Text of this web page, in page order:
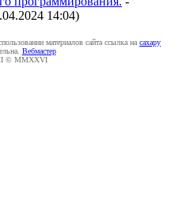
14:04)
материалов сайта ссылка на caxapу
Вебмастер
© MMXXVI